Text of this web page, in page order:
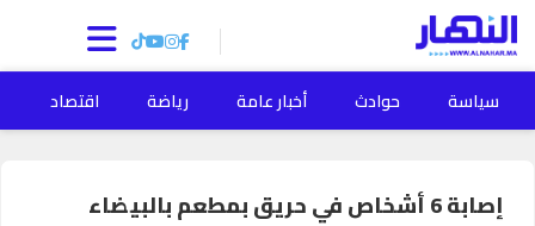
سياسة حوادث أخبار عامة رياضة اقتصاد
إصابة 6 أشخاص في حريق بمطعم بالبيضاء